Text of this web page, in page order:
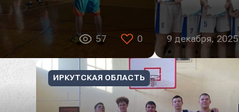
57 0 9 декабря, 2025
ИРКУТСКАЯ ОБЛАСТЬ
Имя
E-mail
Имя
E-mail
Имя
E-mail